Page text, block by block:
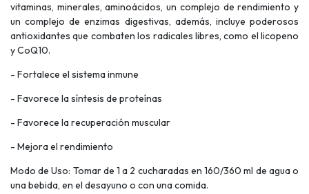
vitaminas, minerales, aminoácidos, un complejo de rendimiento y
un complejo de enzimas digestivas, además, incluye poderosos
antioxidantes que combaten los radicales libres, como el licopeno
y CoQ10.
- Fortalece el sistema inmune
- Favorece la síntesis de proteínas
- Favorece la recuperación muscular
- Mejora el rendimiento
Modo de Uso: Tomar de 1 a 2 cucharadas en 160/360 ml de agua o
una bebida, en el desayuno o con una comida.